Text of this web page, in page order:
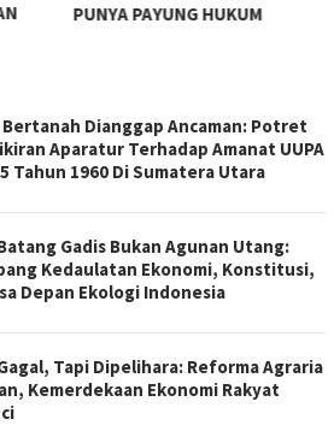
PUNYA PAYUNG HUKUM
Dianggap Ancaman: Potret
Aparatur Terhadap Amanat UUPA
Tahun 1960 Di Sumatera Utara
Gadis Bukan Agunan Utang:
Kedaulatan Ekonomi, Konstitusi,
Depan Ekologi Indonesia
Tapi Dipelihara: Reforma Agraria
Kemerdekaan Ekonomi Rakyat